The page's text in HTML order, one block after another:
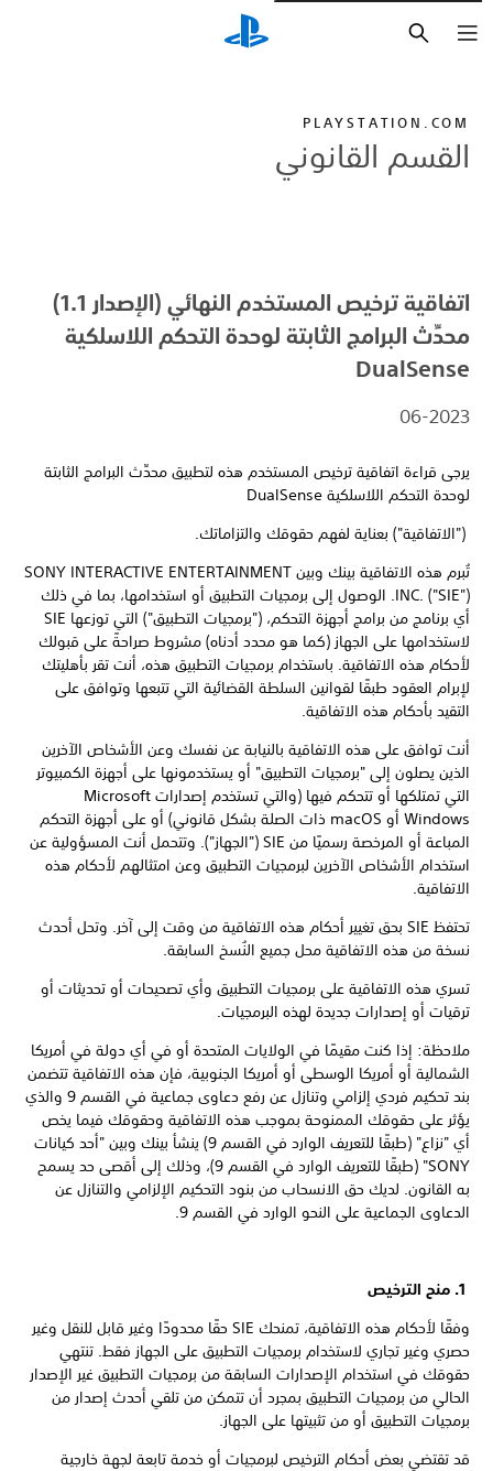
PLAYSTATION.COM
القسم القانوني
اتفاقية ترخيص المستخدم النهائي (الإصدار 1.1)
محدِّث البرامج الثابتة لوحدة التحكم اللاسلكية
DualSense
06-2023
يرجى قراءة اتفاقية ترخيص المستخدم هذه لتطبيق محدِّث البرامج الثابتة
لوحدة التحكم اللاسلكية DualSense
("الاتفاقية") بعناية لفهم حقوقك والتزاماتك.
تُبرم هذه الاتفاقية بينك وبين SONY INTERACTIVE ENTERTAINMENT
INC.‎ ("SIE")‏. الوصول إلى برمجيات التطبيق أو استخدامها، بما في ذلك
أي برنامج من برامج أجهزة التحكم، ("برمجيات التطبيق") التي توزعها SIE
لاستخدامها على الجهاز (كما هو محدد أدناه) مشروط صراحةً على قبولك
لأحكام هذه الاتفاقية. باستخدام برمجيات التطبيق هذه، أنت تقر بأهليتك
لإبرام العقود طبقًا لقوانين السلطة القضائية التي تتبعها وتوافق على
التقيد بأحكام هذه الاتفاقية.
أنت توافق على هذه الاتفاقية بالنيابة عن نفسك وعن الأشخاص الآخرين
الذين يصلون إلى "برمجيات التطبيق" أو يستخدمونها على أجهزة الكمبيوتر
التي تمتلكها أو تتحكم فيها (والتي تستخدم إصدارات Microsoft
Windows أو macOS ذات الصلة بشكل قانوني) أو على أجهزة التحكم
المباعة أو المرخصة رسميًا من SIE ("الجهاز"). وتتحمل أنت المسؤولية عن
استخدام الأشخاص الآخرين لبرمجيات التطبيق وعن امتثالهم لأحكام هذه
الاتفاقية.
تحتفظ SIE بحق تغيير أحكام هذه الاتفاقية من وقت إلى آخر. وتحل أحدث
نسخة من هذه الاتفاقية محل جميع النُسخ السابقة.
تسري هذه الاتفاقية على برمجيات التطبيق وأي تصحيحات أو تحديثات أو
ترقيات أو إصدارات جديدة لهذه البرمجيات.
ملاحظة: إذا كنت مقيمًا في الولايات المتحدة أو في أي دولة في أمريكا
الشمالية أو أمريكا الوسطى أو أمريكا الجنوبية، فإن هذه الاتفاقية تتضمن
بند تحكيم فردي إلزامي وتنازل عن رفع دعاوى جماعية في القسم 9 والذي
يؤثر على حقوقك الممنوحة بموجب هذه الاتفاقية وحقوقك فيما يخص
أي "نزاع" (طبقًا للتعريف الوارد في القسم 9) ينشأ بينك وبين "أحد كيانات
SONY" (طبقًا للتعريف الوارد في القسم 9)، وذلك إلى أقصى حد يسمح
به القانون. لديك حق الانسحاب من بنود التحكيم الإلزامي والتنازل عن
الدعاوى الجماعية على النحو الوارد في القسم 9.
وفقًا لأحكام هذه الاتفاقية، تمنحك SIE حقًا محدودًا وغير قابل للنقل وغير
حصري وغير تجاري لاستخدام برمجيات التطبيق على الجهاز فقط. تنتهي
حقوقك في استخدام الإصدارات السابقة من برمجيات التطبيق غير الإصدار
الحالي من برمجيات التطبيق بمجرد أن تتمكن من تلقي أحدث إصدار من
برمجيات التطبيق أو من تثبيتها على الجهاز.
قد تقتضي بعض أحكام الترخيص لبرمجيات أو خدمة تابعة لجهة خارجية